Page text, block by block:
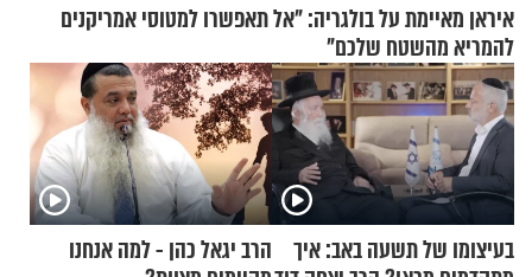
איראן מאיימת על בולגריה: "אל תאפשרו למטוסי אמריקנים
להמריא מהשטח שלכם"
בעיצומו של תשעה באב: איך
הרב יגאל כהן - למה אנחנו